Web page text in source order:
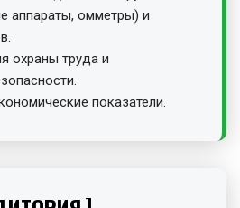
аппараты, омметры) и
охраны труда и
показатели.